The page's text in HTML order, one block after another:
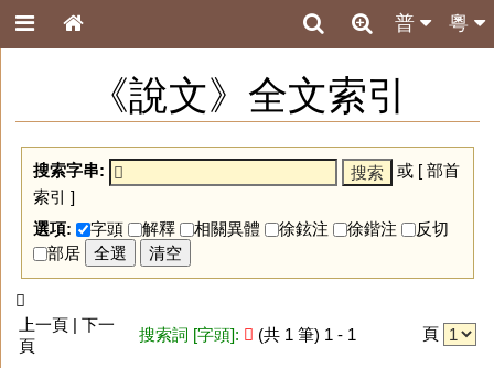
粵
普
《說文》全文索引
搜索字串: 或 [ 部首
索引 ]
選項:
字頭 解釋 相關異體 徐鉉注 徐鍇注
反切
部居
全選 清空
𧅙
上一頁 | 下一
頁
搜索詞 [字頭]: 𧅙 (共 1 筆) 1 - 1 頁